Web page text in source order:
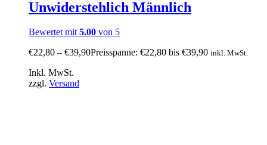
Unwiderstehlich Männlich
Bewertet mit5.00 von 5
€22,80 – €39,90Preisspanne: €22,80 bis €39,90 inkl. MwSt.
Inkl. MwSt.
zzgl. Versand